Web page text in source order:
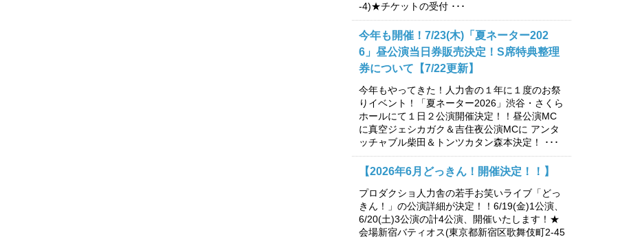
-4)★チケットの受付 ･･･
今年も開催！7/23(木)「夏ネーター202
6」昼公演当日券販売決定！S席特典整理
券について【7/22更新】
今年もやってきた！人力舎の１年に１度のお祭
りイベント！「夏ネーター2026」渋谷・さくら
ホールにて１日２公演開催決定！！昼公演MC
に真空ジェシカガク＆吉住夜公演MCに アンタ
ッチャブル柴田＆トンツカタン森本決定！ ･･･
【2026年6月どっきん！開催決定！！】
プロダクショ人力舎の若手お笑いライブ「どっ
きん！」の公演詳細が決定！！6/19(金)1公演、
6/20(土)3公演の計4公演、開催いたします！★
会場新宿バティオス(東京都新宿区歌舞伎町2-45